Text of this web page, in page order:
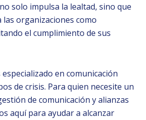
solo impulsa la lealtad, sino que
organizaciones como
el cumplimiento de sus
en comunicación
de crisis. Para quien necesite un
de comunicación y alianzas
aquí para ayudar a alcanzar